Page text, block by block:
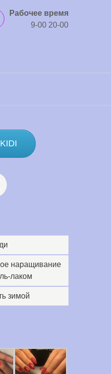
Рабочее время
9-00 20-00
наращивание
лаком
зимой